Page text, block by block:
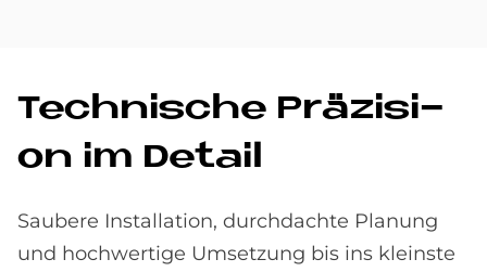
Tech­ni­sche Prä­zi­si­
on im De­tail
Saubere Installation, durchdachte Planung
und hochwertige Umsetzung bis ins kleinste